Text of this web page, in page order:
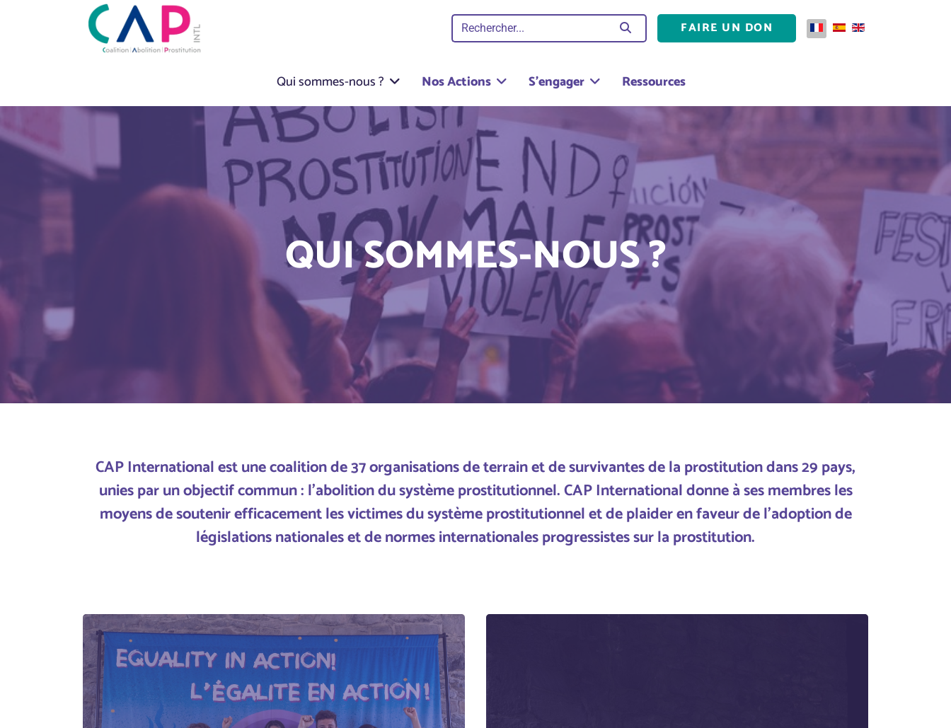
FAIRE UN DON Sélectionnez votre langue
Qui sommes-nous ? Nos Actions S'engager Ressources
QUI SOMMES-NOUS ?
CAP International est une coalition de 37organisations de terrain et de survivantes de la prostitution dans 29pays,
unies par un objectif commun : l'abolition du système prostitutionnel. CAP International donne à ses membres les
moyens de soutenir efficacement les victimes du système prostitutionnel et de plaider en faveur de l'adoption de
législations nationales et de normes internationalesprogressistes sur la prostitution.